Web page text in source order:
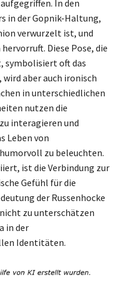
In den
in der Gopnik-Haltung,
verwurzelt ist, und
Diese Pose, die
symbolisiert oft das
wird aber auch ironisch
in unterschiedlichen
nutzen die
interagieren und
Leben von
zu beleuchten.
ist die Verbindung zur
Gefühl für die
der Russenhocke
zu unterschätzen
in der
Identitäten.